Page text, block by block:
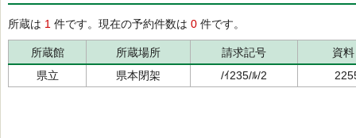
所蔵は 1 件です。現在の予約件数は 0 件です。
所蔵館 所蔵場所 請求記号
資
県立
県本閉架 /ｲ235/ﾙ/2